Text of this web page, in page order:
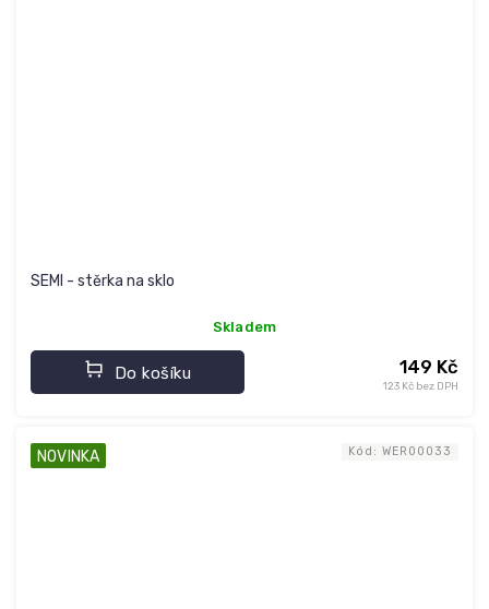
SEMI - stěrka na sklo
Skladem
123 Kč bez DPH
149 Kč
Do košíku
NOVINKA Kód: WER00033